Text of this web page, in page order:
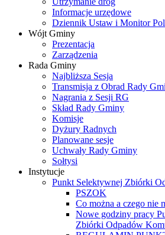
Informacje urzędowe
Dziennik Ustaw i Monitor
Wójt Gminy
Prezentacja
Zarządzenia
Rada Gminy
Najbliższa Sesja
Transmisja z Obrad Rady
Nagrania z Sesji RG
Skład Rady Gminy
Komisje
Dyżury Radnych
Planowane sesje
Uchwały Rady Gminy
Sołtysi
Instytucje
Punkt Selektywnej Zbiórki
PSZOK
Co można a czego nie
Nowe godziny pracy
Zbiórki Odpadów